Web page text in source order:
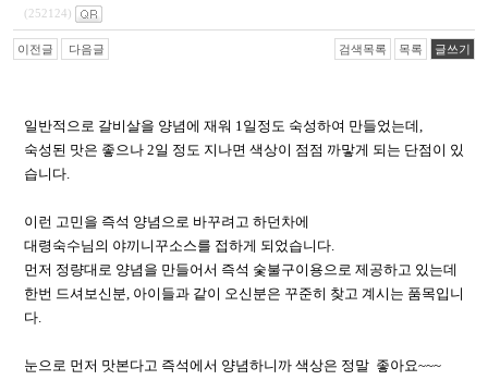
(252124)
이전글 다음글 검색목록 목록 글쓰기
일반적으로 갈비살을 양념에 재워 1일정도 숙성하여 만들었는데,
숙성된 맛은 좋으나 2일 정도 지나면 색상이 점점 까맣게 되는 단점이 있
습니다.
이런 고민을 즉석 양념으로 바꾸려고 하던차에
대령숙수님의 야끼니꾸소스를 접하게 되었습니다.
먼저 정량대로 양념을 만들어서 즉석 숯불구이용으로 제공하고 있는데
한번 드셔보신분, 아이들과 같이 오신분은 꾸준히 찾고 계시는 품목입니
다.
눈으로 먼저 맛본다고 즉석에서 양념하니까 색상은 정말 좋아요~~~